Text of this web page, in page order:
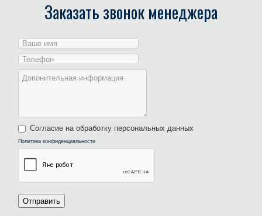
Заказать звонок менеджера
Согласие на обработку персональных данных
Политика конфиденциальности
Отправить